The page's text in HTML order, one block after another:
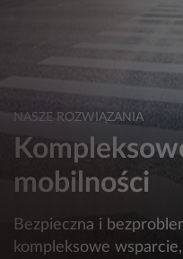
NASZE ROZWIĄZANIA
mobilności
Bezpieczna i
kompleksowe